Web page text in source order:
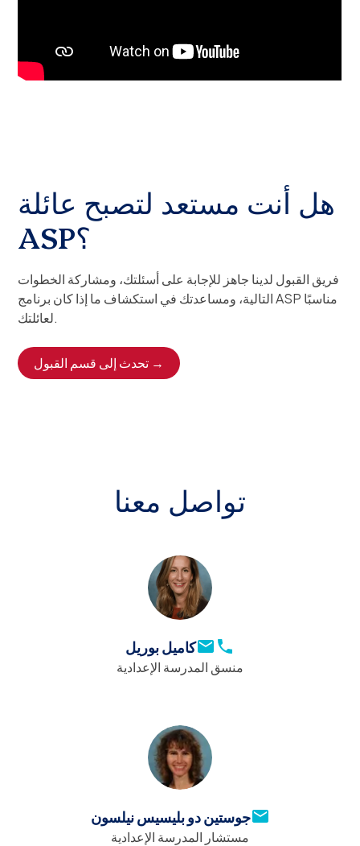
هل أنت مستعد لتصبح عائلة
ASP؟
فريق القبول لدينا جاهز للإجابة على أسئلتك، ومشاركة الخطوات
التالية، ومساعدتك في استكشاف ما إذا كان برنامج ASP مناسبًا
لعائلتك.
تحدث إلى قسم القبول →
تواصل معنا
كاميل بوريل
منسق المدرسة الإعدادية
جوستين دو بليسيس نيلسون
مستشار المدرسة الإعدادية